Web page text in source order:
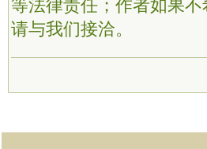
等法律责任；作者如果
请与我们接洽。